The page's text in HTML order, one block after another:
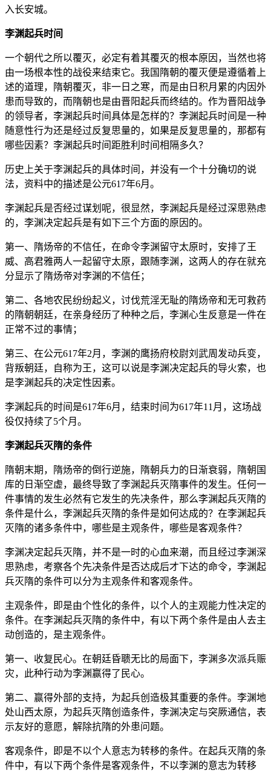
入长安城。
李渊起兵时间
一个朝代之所以覆灭，必定有着其覆灭的根本原因，当然也将
由一场根本性的战役来结束它。我国隋朝的覆灭便是遵循着上
述的道理，隋朝覆灭，非一日之寒，而是由日积月累的内因外
患而导致的，而隋朝也是由晋阳起兵而终结的。作为晋阳战争
的领导者，李渊起兵时间具体是怎样的？李渊起兵时间是一种
随意性行为还是经过反复思量的，如果是反复思量的，那都有
哪些因素？李渊起兵时间距胜利时间相隔多久？
历史上关于李渊起兵的具体时间，并没有一个十分确切的说
法，资料中的描述是公元617年6月。
李渊起兵是否经过谋划呢，很显然，李渊起兵是经过深思熟虑
的，李渊决定起兵是有如下三个方面的原因的。
第一、隋炀帝的不信任，在命令李渊留守太原时，安排了王
威、高君雅两人一起留守太原，跟随李渊，这两人的存在就充
分显示了隋炀帝对李渊的不信任；
第二、各地农民纷纷起义，讨伐荒淫无耻的隋炀帝和无可救药
的隋朝朝廷，在亲身经历了种种之后，李渊心生反意是一件在
正常不过的事情；
第三、在公元617年2月，李渊的鹰扬府校尉刘武周发动兵变，
背叛朝廷，自称为王，这可以说是李渊决定起兵的导火索，也
是李渊起兵的决定性因素。
李渊起兵的时间是617年6月，结束时间为617年11月，这场战
役仅持续了5个月。
李渊起兵灭隋的条件
隋朝末期，隋炀帝的倒行逆施，隋朝兵力的日渐衰弱，隋朝国
库的日渐空虚，最终导致了李渊起兵灭隋事件的发生。任何一
件事情的发生必然有它发生的先决条件，那么李渊起兵灭隋的
条件是什么，李渊起兵灭隋的条件是如何达成的？在李渊起兵
灭隋的诸多条件中，哪些是主观条件，哪些是客观条件？
李渊决定起兵灭隋，并不是一时的心血来潮，而且经过李渊深
思熟虑，考察各个先决条件是否达成后才下达的命令，李渊起
兵灭隋的条件可以分为主观条件和客观条件。
主观条件，即是由个性化的条件，以个人的主观能力性决定的
条件。在李渊起兵灭隋的条件中，有以下两个条件是由人去主
动创造的，是主观条件。
第一、收复民心。在朝廷昏聩无比的局面下，李渊多次派兵赈
灾，此种行动为李渊赢得了民心。
第二、赢得外部的支持，为起兵创造极其重要的条件。李渊地
处山西太原，为起兵灭隋创造条件，李渊决定与突厥通信，表
示友好的意愿，解除抗隋的外患问题。
客观条件，即是不以个人意志为转移的条件。在起兵灭隋的条
件中，有以下两个条件是客观条件，不以李渊的意志为转移